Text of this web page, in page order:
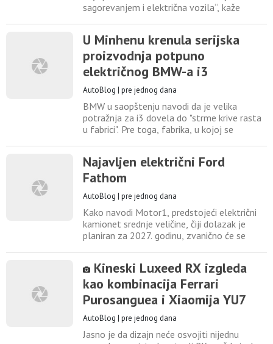
sagorevanjem i električna vozila“, kaže
Škoda Auto implementirala u svojoj glavnoj
fabrici u Mladoj Boleslavi. Omogućava
proizvodnju tri različita električna vozila na
jednoj liniji, pored
U Minhenu krenula serijska
proizvodnja potpuno
električnog BMW-a i3
AutoBlog | pre jednog dana
BMW u saopštenju navodi da je velika
potražnja za i3 dovela do "strme krive rasta
u fabrici". Pre toga, fabrika, u kojoj se
proizvodnja nastavila. Član proizvodnog
odbora Rejmond Vitman rekao je da ovaj
"S potpuno električnim BMW-om
Najavljen električni Ford
Fathom
AutoBlog | pre jednog dana
Kako navodi Motor1, predstojeći električni
kamionet srednje veličine, čiji dolazak je
planiran za 2027. godinu, zvanično će se
deo svog šireg napora ka jeftinijim
električnim vozilima, potvrđujući da će
kamionet koštati od 29.945 dolara. To ga
čini jednim od najjeftinijih
Kineski Luxeed RX izgleda
kao kombinacija Ferrari
Purosanguea i Xiaomija YU7
AutoBlog | pre jednog dana
Jasno je da dizajn neće osvojiti nijednu